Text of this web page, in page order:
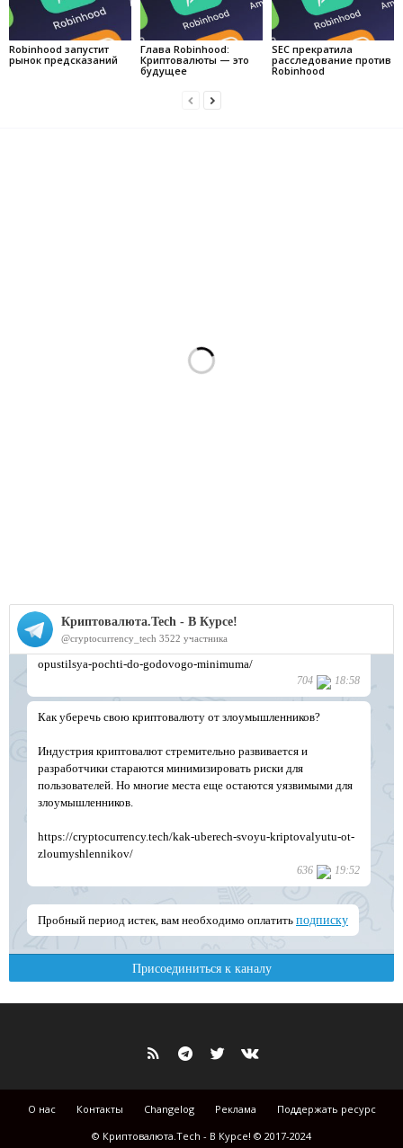
Robinhood запустит
рынок предсказаний
Глава Robinhood:
Криптовалюты — это
будущее
SEC прекратила
расследование против
Robinhood
О нас Контакты Changelog Реклама
Поддержать ресурс
© Криптовалюта.Tech - В Курсе! © 2017-2024